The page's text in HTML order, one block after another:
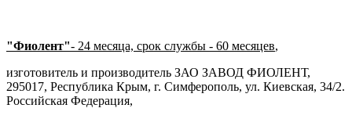
"Фиолент"- 24 месяца, срок службы - 60 месяцев,
изготовитель и производитель ЗАО ЗАВОД ФИОЛЕНТ,
295017, Республика Крым, г. Симферополь, ул. Киевская, 34/2.
Российская Федерация,